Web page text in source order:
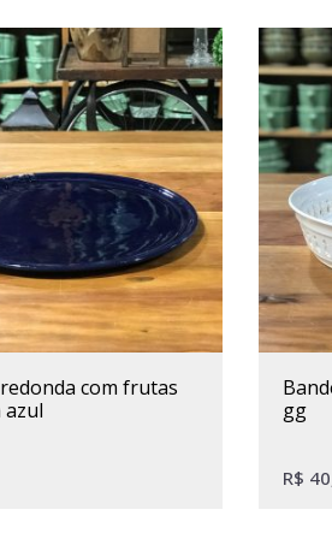
azul
bandeja gilda peão porcelana
gg
R$